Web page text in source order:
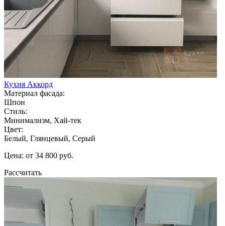
Кухня Аккорд
Материал фасада:
Шпон
Стиль:
Минимализм, Хай-тек
Цвет:
Белый, Глянцевый, Серый
Цена: от 34 800 руб.
Рассчитать